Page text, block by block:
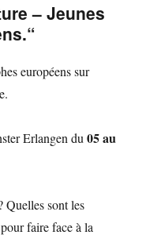
– Jeunes
européens sur
Erlangen du05 au
Quelles sont les
faire face à la